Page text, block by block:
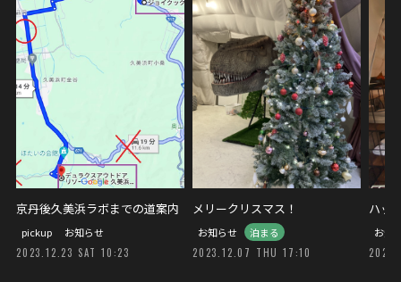
京丹後久美浜ラボまでの道案内
pickup
お知らせ
2023.12.23 SAT 10:23
メリークリスマス！
お知らせ
泊まる
2023.12.07 THU 17:10
ハッ
お知